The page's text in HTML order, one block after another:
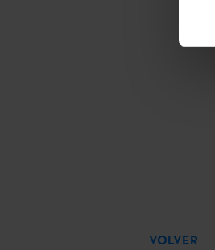
VOLVER